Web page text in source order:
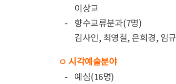
이상교
-
향수교류분과(7명)
김사인, 최영철, 은희경, 임
ㅇ 시각예술분야
-
예심(16명)